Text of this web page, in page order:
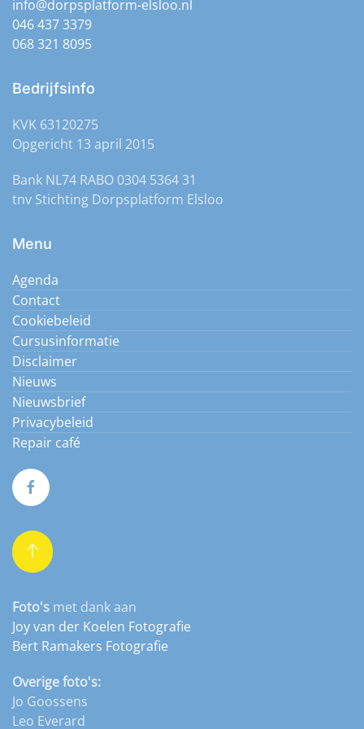
december 2026 🕐 13:30)
Spellenmiddag - elke maandag - vrije inloop
december 2026 🕐 13:30)
december 2026 🕐 13:30)
info@dorpsplatform-elsloo.nl
046 437 3379
068 321 8095
Bedrijfsinfo
KVK 63120275
Opgericht 13 april 2015
Bank NL74 RABO 0304 5364 31
tnv Stichting Dorpsplatform Elsloo
Menu
Agenda
Contact
Cookiebeleid
Cursusinformatie
Disclaimer
Nieuws
Nieuwsbrief
Privacybeleid
Repair café
Foto's met dank aan
Joy van der Koelen Fotografie
Bert Ramakers Fotografie
Overige foto's:
Jo Goossens
Leo Everard